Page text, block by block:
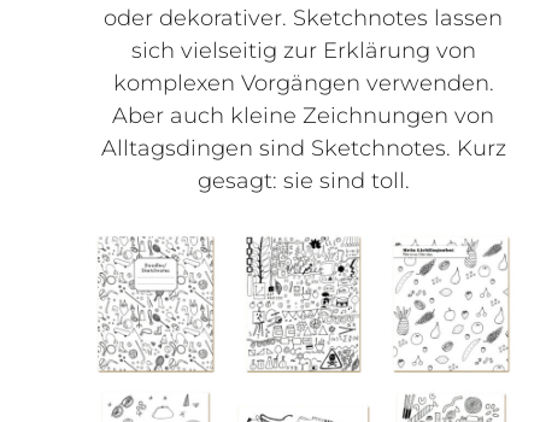
oder dekorativer. Sketchnotes lassen
sich vielseitig zur Erklärung von
komplexen Vorgängen verwenden.
Aber auch kleine Zeichnungen von
Alltagsdingen sind Sketchnotes. Kurz
gesagt: sie sind toll.